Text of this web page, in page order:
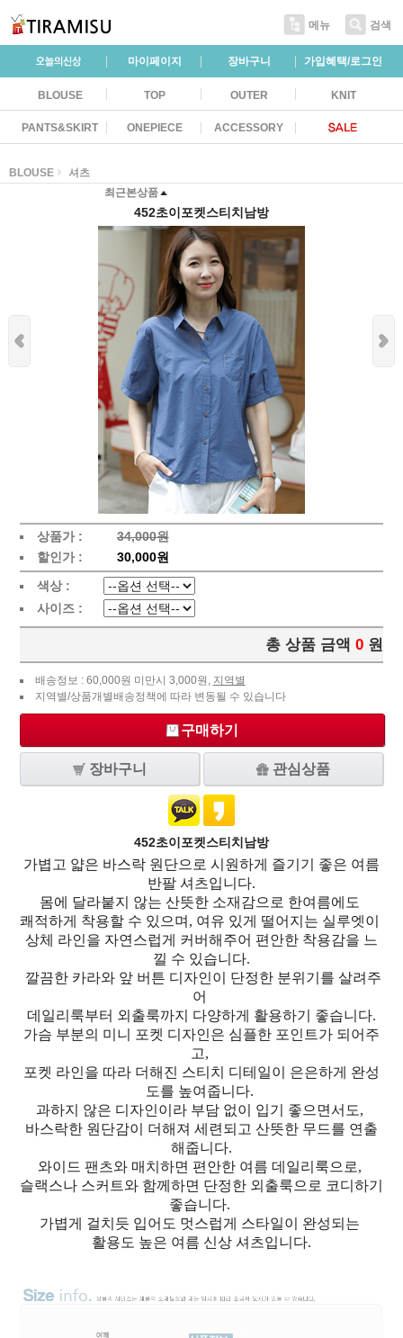
메뉴 검색
마이페이지 장바구니 가입혜택/로그인
BLOUSE TOP OUTER KNIT
PANTS&SKIRT ONEPIECE ACCESSORY
BLOUSE
셔츠
최근본상품
452초이포켓스티치남방
상품가 :
34,000원
할인가 :
30,000원
색상 :
사이즈 :
총 상품 금액 0 원
배송정보 : 60,000원 미만시 3,000원, 지역별
지역별/상품개별배송정책에 따라 변동될 수 있습니다
구매하기
장바구니 관심상품
452초이포켓스티치남방
가볍고 얇은 바스락 원단으로 시원하게 즐기기 좋은 여름
반팔 셔츠입니다.
몸에 달라붙지 않는 산뜻한 소재감으로 한여름에도
쾌적하게 착용할 수 있으며, 여유 있게 떨어지는 실루엣이
상체 라인을 자연스럽게 커버해주어 편안한 착용감을 느
낄 수 있습니다.
깔끔한 카라와 앞 버튼 디자인이 단정한 분위기를 살려주
어
데일리룩부터 외출룩까지 다양하게 활용하기 좋습니다.
가슴 부분의 미니 포켓 디자인은 심플한 포인트가 되어주
고,
포켓 라인을 따라 더해진 스티치 디테일이 은은하게 완성
도를 높여줍니다.
과하지 않은 디자인이라 부담 없이 입기 좋으면서도,
바스락한 원단감이 더해져 세련되고 산뜻한 무드를 연출
해줍니다.
와이드 팬츠와 매치하면 편안한 여름 데일리룩으로,
슬랙스나 스커트와 함께하면 단정한 외출룩으로 코디하기
좋습니다.
가볍게 걸치듯 입어도 멋스럽게 스타일이 완성되는
활용도 높은 여름 신상 셔츠입니다.